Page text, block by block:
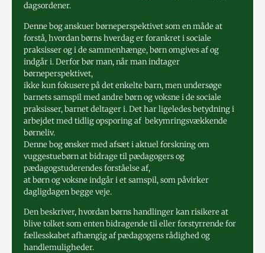
dagsordener.
Denne bog anskuer børneperspektivet som en måde at
forstå, hvordan børns hverdag er forankret i sociale
praksisser og i de sammenhænge, børn omgives af og
indgår i. Derfor bør man, når man indtager
børneperspektivet,
ikke kun fokusere på det enkelte barn, men undersøge
barnets samspil med andre børn og voksne i de sociale
praksisser, barnet deltager i. Det har ligeledes betydning i
arbejdet med tidlig opsporing af bekymringsvækkende
børneliv.
Denne bog ønsker med afsæt i aktuel forskning om
vuggestuebørn at bidrage til pædagogers og
pædagogstuderendes forståelse af,
at børn og voksne indgår i et samspil, som påvirker
dagligdagen begge veje.
Den beskriver, hvordan børns handlinger kan risikere at
blive tolket som enten bidragende til eller forstyrrende for
fællesskabet afhængig af pædagogens rådighed og
handlemuligheder.